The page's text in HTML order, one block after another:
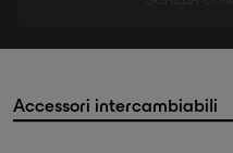
Accessori intercambiabili